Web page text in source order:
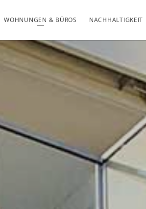
WOHNUNGEN & BÜROS NACHHALTIGKEIT